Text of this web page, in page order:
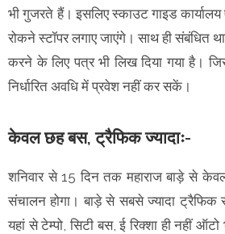
भी गुजरते हैं। इसलिए स्काउट गाइड कार्यालय
रोकने स्टॉपर लगाए जाएंगे। साथ ही संबंधित
करने के लिए पत्र भी लिख दिया गया है।
निर्धारित अवधि में प्रवेश नहीं कर सकें।
केवल छह बस, ट्रैफिक ज्यादाः-
शनिवार से 15 दिन तक महाराज बाड़े से
संचालन होगा। बाड़े से सबसे ज्यादा ट्रैफिक
यहां से टेम्पो, सिटी बस, ई रिक्शा ही नहीं